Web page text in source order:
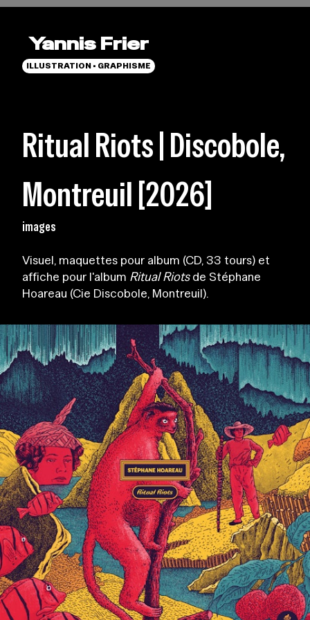
Yannis Frier
ILLUSTRATION • GRAPHISME
Ritual Riots | Discobole,
Montreuil [2026]
images
Visuel, maquettes pour album (CD, 33 tours) et
affiche pour l'album Ritual Riotsde Stéphane
Hoareau (Cie Discobole, Montreuil).